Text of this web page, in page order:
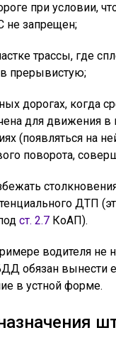
при условии,
не запрещен;
трассы, где
прерывистую;
дорогах, когда
для движения
(появляться на
поворота,
ДТП
ст. 2.7 КоАП).
водителя не
обязан вынести
в устной форме.